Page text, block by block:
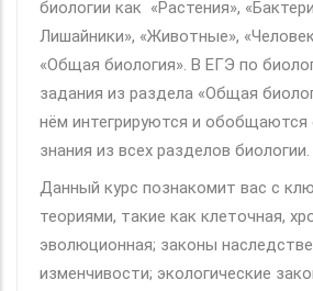
биологии как «Растения»,
Лишайники», «Животные»,
«Общая биология». В ЕГЭ по
задания из раздела «Общая
нём интегрируются и обобщаются
знания из всех разделов биологии.
Данный курс познакомит вас с
теориями, такие как клеточная,
эволюционная; законы
изменчивости; экологические